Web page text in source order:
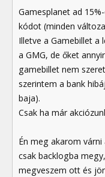
Gamesplanet ad
kódot (minden
Illetve a Gamebillet a
a GMG, de őket
gamebillet nem
szerintem a bank
baja).
Csak ha már
Én meg akarom várni
csak backlogba
megveszem ott és